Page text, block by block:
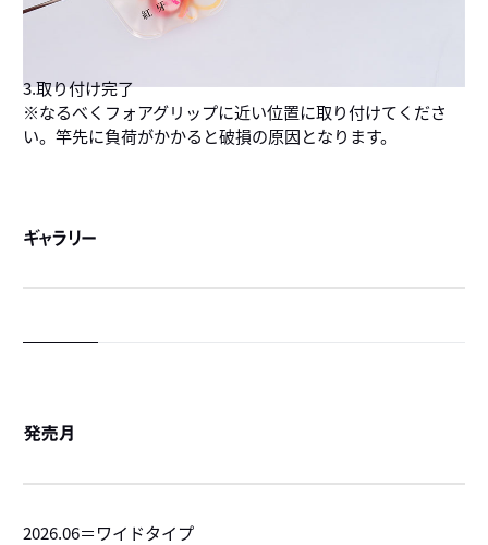
3.取り付け完了
※なるべくフォアグリップに近い位置に取り付けてくださ
い。竿先に負荷がかかると破損の原因となります。
ギャラリー
発売月
2026.06＝ワイドタイプ